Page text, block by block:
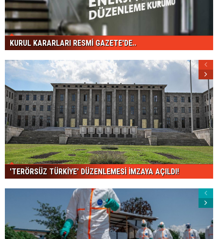
KURUL KARARLARI RESMİ GAZETE'DE..
'TERÖRSÜZ TÜRKİYE' DÜZENLEMESİ İMZAYA AÇILDI!